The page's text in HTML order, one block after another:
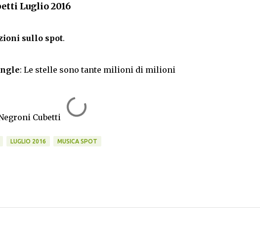
Luglio 2016
sullo spot.
: Le stelle sono tante milioni di milioni
Cubetti
LUGLIO 2016 MUSICA SPOT